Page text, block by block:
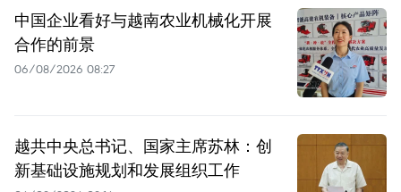
中国企业看好与越南农业机械化开展
合作的前景
06/08/2026 08:27
越共中央总书记、国家主席苏林：创
新基础设施规划和发展组织工作